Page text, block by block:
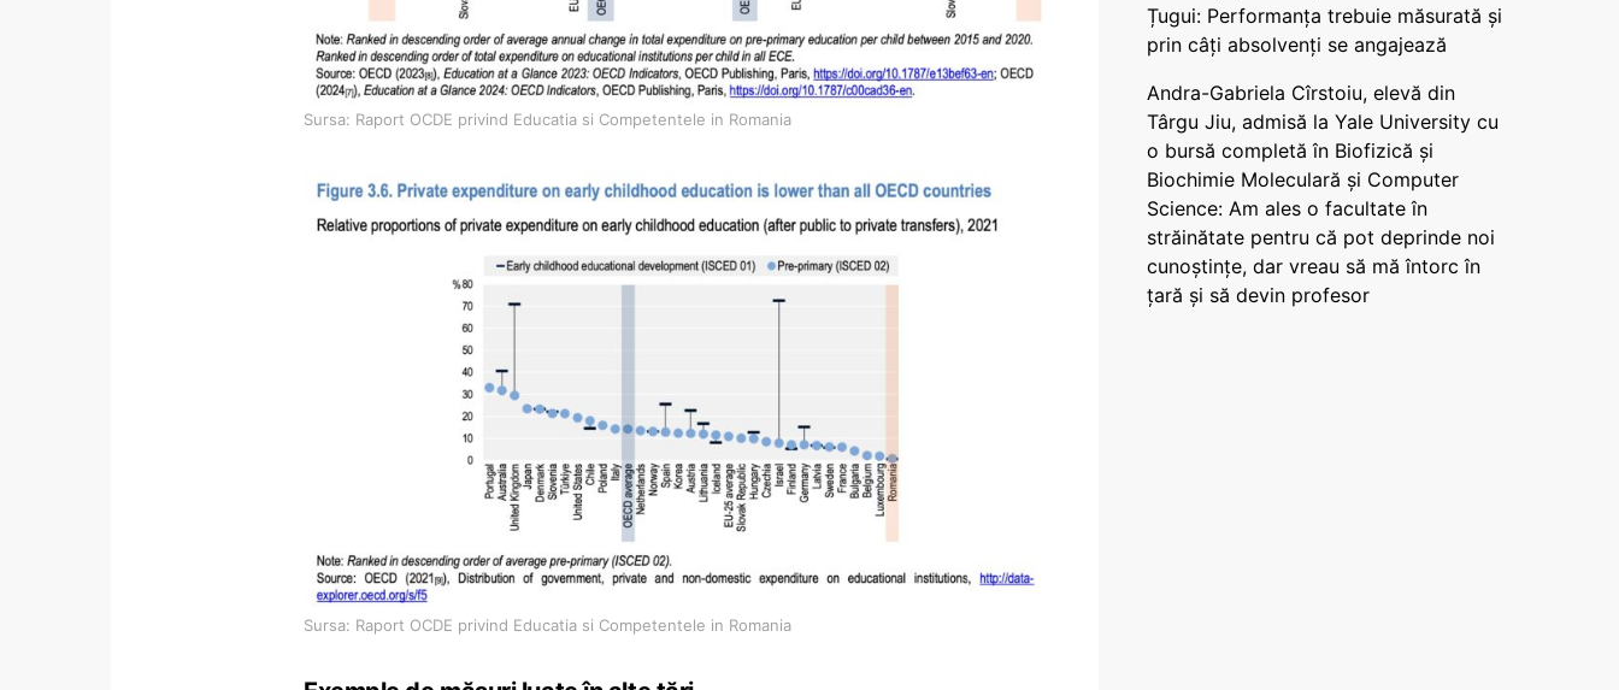
Sursa: Raport OCDE privind Educatia si Competentele in Romania
Sursa: Raport OCDE privind Educatia si Competentele in Romania
Țugui: Performanța trebuie măsurată și
prin câți absolvenți se angajează
Andra-Gabriela Cîrstoiu, elevă din
Târgu Jiu, admisă la Yale University cu
o bursă completă în Biofizică și
Biochimie Moleculară și Computer
Science: Am ales o facultate în
străinătate pentru că pot deprinde noi
cunoștințe, dar vreau să mă întorc în
țară și să devin profesor